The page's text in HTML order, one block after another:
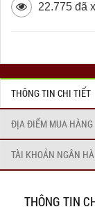
22.775 đã
THÔNG TIN CHI TIẾT
ĐỊA ĐIỂM MUA HÀNG
TÀI KHOẢN NGÂN
THÔNG TIN